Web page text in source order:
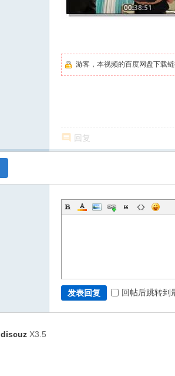
游客，本视频的百度网盘下载
回复
发表回复 回帖后跳转到
discuz X3.5